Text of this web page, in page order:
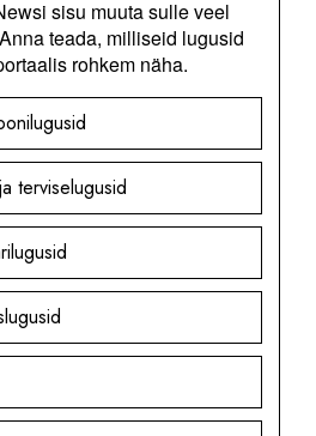
sisu muuta sulle veel
teada, milliseid lugusid
rohkem näha.
terviselugusid